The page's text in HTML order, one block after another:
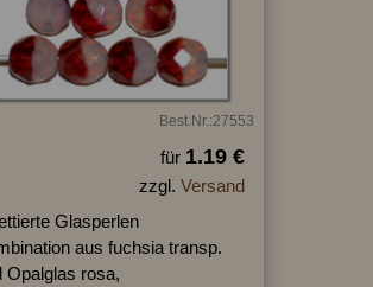
Best.Nr.:27553
für 1.19 €
zzgl. Versand
Glasperlen
aus fuchsia transp.
Opalglas rosa,